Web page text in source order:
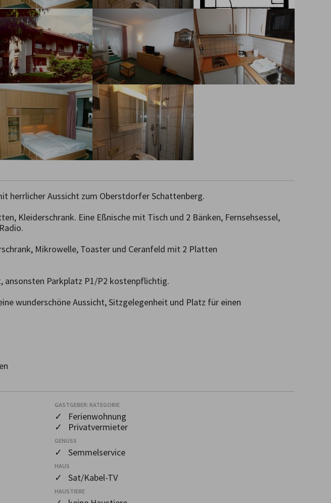
herrlicher Aussicht zum Oberstdorfer Schattenberg.
Kleiderschrank. Eine Eßnische mit Tisch und 2 Bänken, Fernsehsessel,
Mikrowelle, Toaster und Ceranfeld mit 2 Platten
ansonsten Parkplatz P1/P2 kostenpflichtig.
wunderschöne Aussicht, Sitzgelegenheit und Platz für einen
GASTGEBER: KATEGORIE
✓ Ferienwohnung
✓ Privatvermieter
GENUSS
✓ Semmelservice
HAUS
✓ Sat/Kabel-TV
HAUSTIERE